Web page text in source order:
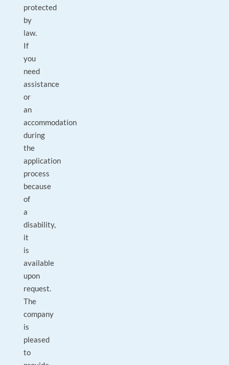
protected
by
law.
If
you
need
assistance
or
an
accommodation
during
the
application
process
because
of
a
disability,
it
is
available
upon
request.
The
company
is
pleased
to